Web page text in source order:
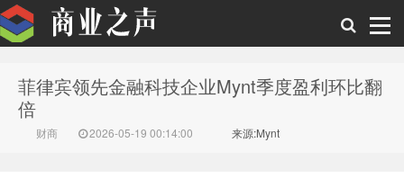
商业之声
菲律宾领先金融科技企业Mynt季度盈利环比翻
倍
财商 2026-05-19 00:14:00 来源:Mynt